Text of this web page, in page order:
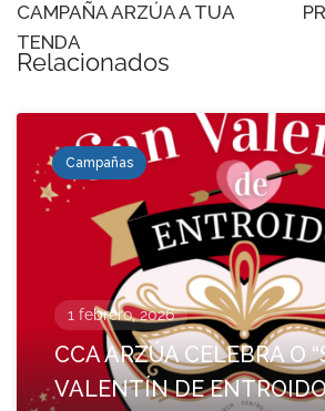
CAMPAÑA ARZÚA A TUA
TENDA
Relacionados
Campañas
1 febrero, 2026
CCA ARZÚA CELEBRA O
VALENTÍN DE